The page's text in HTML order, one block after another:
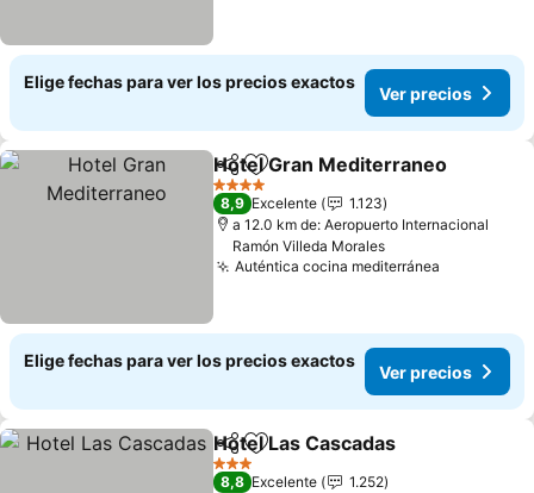
Elige fechas para ver los precios exactos
Ver precios
CompartirAgregar a favoritos
Hotel Gran Mediterraneo
4 Estrellas
8,9 Excelente
1.123
a 12.0 km de: Aeropuerto Internacional
Ramón Villeda Morales
Auténtica cocina mediterránea
Elige fechas para ver los precios exactos
Ver precios
CompartirAgregar a favoritos
Hotel Las Cascadas
3 Estrellas
8,8 Excelente
1.252